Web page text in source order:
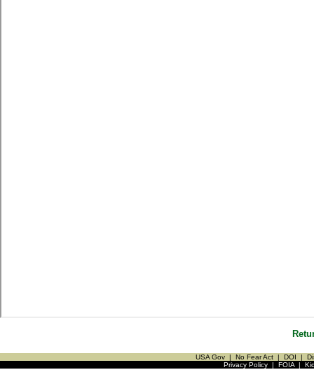
USA Gov | No Fear Act | DOI |
Privacy Policy| FOIA|